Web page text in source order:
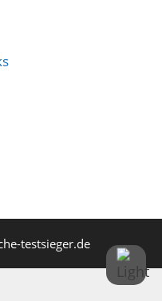
testsieger.de